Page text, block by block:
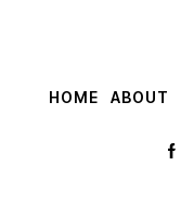
HOME ABOUT